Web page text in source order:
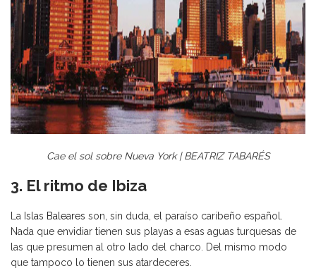
Cae el sol sobre Nueva York | BEATRIZ TABARÉS
3. El ritmo de Ibiza
La Islas Baleares son, sin duda, el paraíso caribeño español.
Nada que envidiar tienen sus playas a esas aguas turquesas de
las que presumen al otro lado del charco. Del mismo modo
que tampoco lo tienen sus atardeceres.